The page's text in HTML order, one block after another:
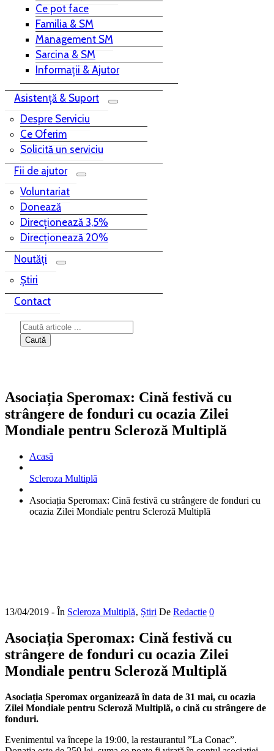
Ce pot face
Familia & SM
Management SM
Sarcina & SM
Informații & Ajutor
Asistență & Suport
Despre Serviciu
Ce Oferim
Solicită un serviciu
Fii de ajutor
Voluntariat
Donează
Direcționează 3,5%
Direcționează 20%
Noutăți
Știri
Contact
Asociația Speromax: Cină festivă cu
strângere de fonduri cu ocazia Zilei
Mondiale pentru Scleroză Multiplă
Acasă
Scleroza Multiplă
Asociația Speromax: Cină festivă cu strângere de fonduri cu
ocazia Zilei Mondiale pentru Scleroză Multiplă
13/04/2019 - În Scleroza Multiplă‚ Știri De Redactie 0
Asociația Speromax: Cină festivă cu
strângere de fonduri cu ocazia Zilei
Mondiale pentru Scleroză Multiplă
Asociația Speromax organizează în data de 31 mai, cu ocazia
Zilei Mondiale pentru Scleroză Multiplă, o cină cu strângere de
fonduri.
Evenimentul va începe la 19:00, la restaurantul ”La Conac”.